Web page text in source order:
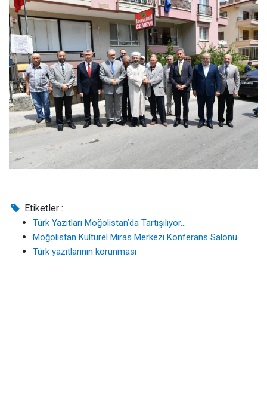
Etiketler :
Türk Yazıtları Moğolistan’da Tartışılıyor...
Moğolistan Kültürel Miras Merkezi Konferans Salonu
Türk yazıtlarının korunması